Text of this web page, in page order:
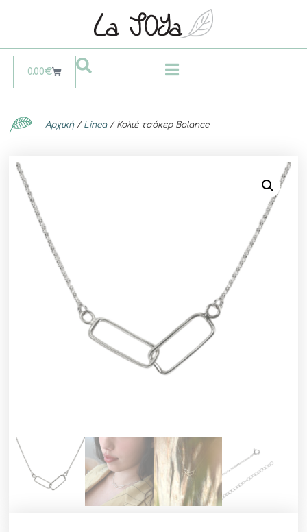
0.00€
Αρχική/ Linea/ Κολιέ τσόκερ Balance